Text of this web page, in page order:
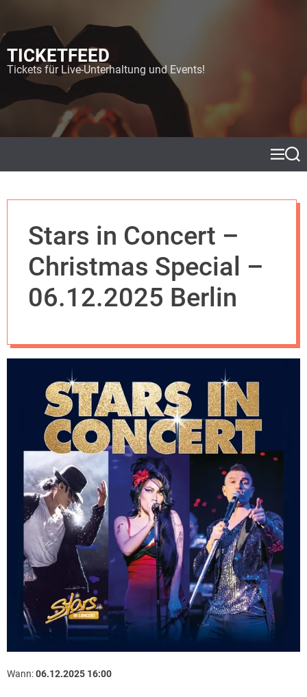
o
n
TICKETFEED
Tickets für Live-Unterhaltung und Events!
M
e
S
e
Stars in Concert –
Christmas Special –
06.12.2025 Berlin
Wann:06.12.2025 16:00